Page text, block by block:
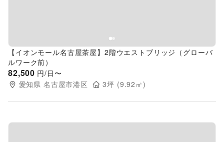
【イオンモール名古屋茶屋】2階ウエストブリッジ（グローバ
ルワーク前）
82,500 円/日〜
愛知県 名古屋市港区 3坪 (9.92 ㎡)